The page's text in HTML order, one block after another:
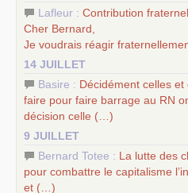
Lafleur : Contribution
Cher Bernard,
Je voudrais réagir
14 JUILLET
Basire : Décidément celles
faire pour faire barrage au RN
décision celle (…)
9 JUILLET
Bernard Totee : La lutte des
pour combattre le capitalisme
et (…)